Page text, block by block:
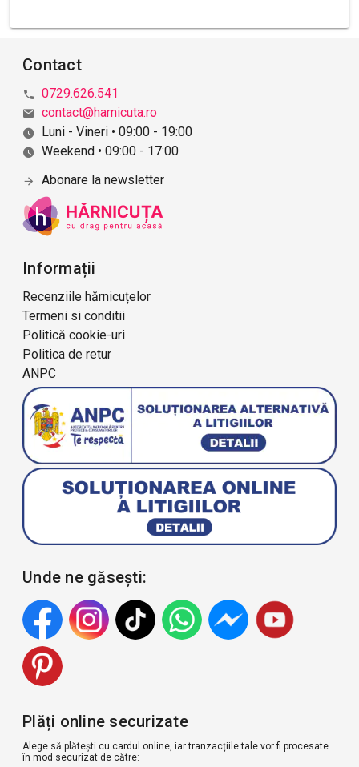
Contact
0729.626.541
contact@harnicuta.ro
Luni - Vineri • 09:00 - 19:00
Weekend • 09:00 - 17:00
Abonare la newsletter
Informații
Recenziile hărnicuțelor
Termeni si conditii
Politică cookie-uri
Politica de retur
ANPC
Unde ne găsești:
Plăți online securizate
Alege să plătești cu cardul online, iar tranzacțiile tale vor fi procesate
în mod securizat de către: